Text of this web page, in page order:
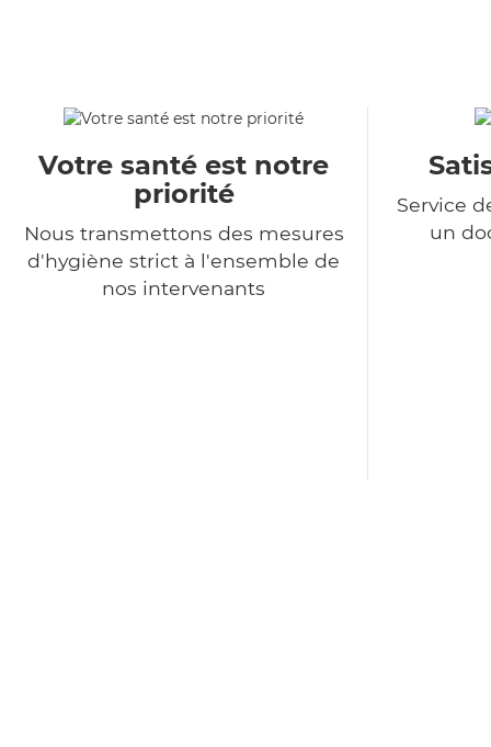
Votre santé est notre
priorité
Nous transmettons des mesures
d'hygiène strict à l'ensemble de
nos intervenants
Service
un